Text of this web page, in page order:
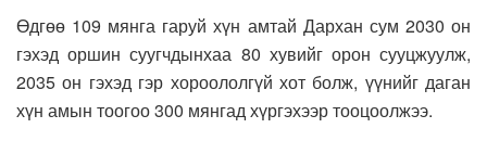
Өдгөө 109 мянга гаруй хүн амтай Дархан сум 2030 он
гэхэд оршин суугчдынхаа 80 хувийг орон сууцжуулж,
2035 он гэхэд гэр хороололгүй хот болж, үүнийг даган
хүн амын тоогоо 300 мянгад хүргэхээр тооцоолжээ.